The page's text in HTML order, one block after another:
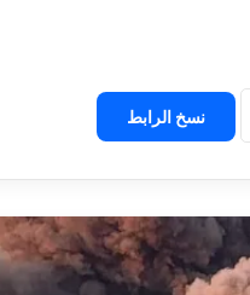
نسخ الرابط